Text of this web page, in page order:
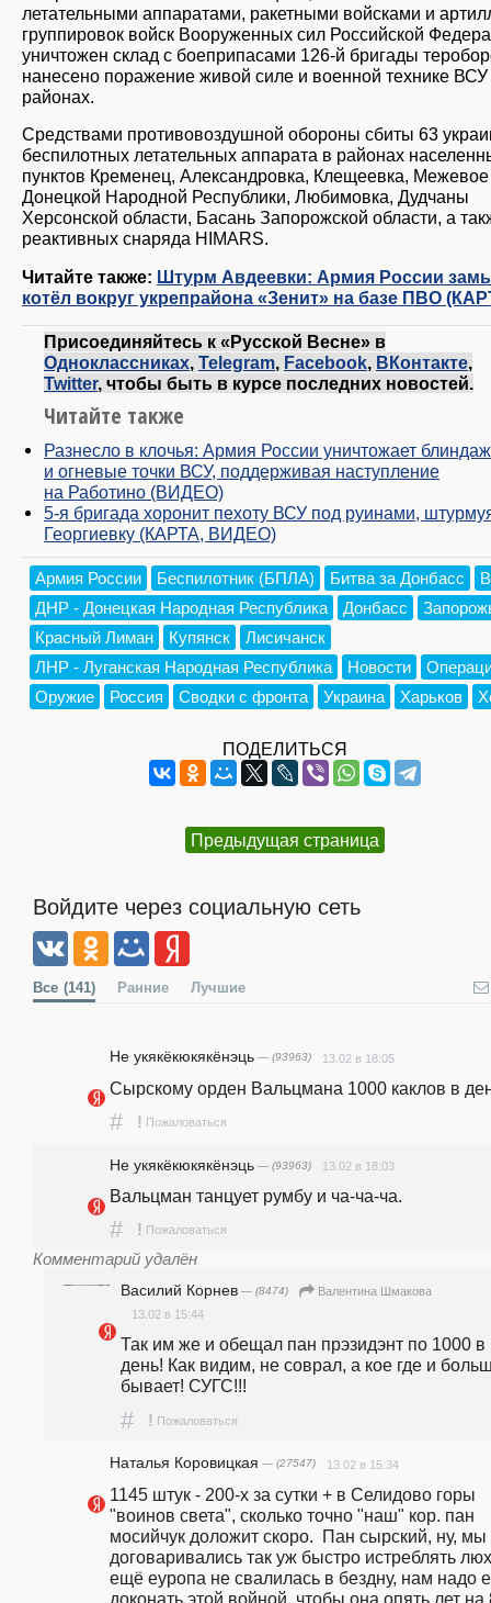
летательными аппаратами, ракетными войсками и
группировок войск Вооруженных сил Российской
уничтожен склад с боеприпасами 126-й бригады
нанесено поражение живой силе и военной технике ВСУ
районах.
Средствами противовоздушной обороны сбиты 63
беспилотных летательных аппарата в районах
пунктов Кременец, Александровка, Клещеевка, Межевое
Донецкой Народной Республики, Любимовка, Дудчаны
Херсонской области, Басань Запорожской области, а
реактивных снаряда HIMARS.
Читайте также: Штурм Авдеевки: Армия России
котёл вокруг укрепрайона «Зенит» на базе ПВО
Присоединяйтесь к «Русской Весне» в
Одноклассниках, Telegram, Facebook, ВКонтакте,
Twitter, чтобы быть в курсе последних новостей.
Читайте также
Разнесло в клочья: Армия России уничтожает
и огневые точки ВСУ, поддерживая наступление
на Работино (ВИДЕО)
5-я бригада хоронит пехоту ВСУ под руинами,
Георгиевку (КАРТА, ВИДЕО)
Армия России Беспилотник (БПЛА) Битва за Донбасс
ДНР - Донецкая Народная Республика
Донбасс
Красный Лиман
Купянск
Лисичанск
ЛНР - Луганская Народная Республика
Новости
Оружие
Россия Сводки с фронта Украина Харьков
ПОДЕЛИТЬСЯ
Предыдущая страница
Войдите через социальную сеть
Все (141) Ранние Лучшие
Не укякёкюкякёнэць — (93963) 13.02 в 18:05
Сырскому орден Вальцмана 1000 каклов в
# ! Пожаловаться
Не укякёкюкякёнэць — (93963) 13.02 в 18:03
Вальцман танцует румбу и ча-ча-ча.
# ! Пожаловаться
Комментарий удалён
Василий Корнев — (8474)
Валентина Шмакова
13.02 в 15:44
Так им же и обещал пан прэзидэнт по 1000 в
день! Как видим, не соврал, а кое где и
бывает! СУГС!!!
# ! Пожаловаться
Наталья Коровицкая — (27547) 13.02 в 15:34
1145 штук - 200-х за сутки + в Селидово горы
"воинов света", сколько точно "наш" кор. пан
мосийчук доложит скоро.  Пан сырский, ну, мы
договаривались так уж быстро истреблять
ещё еуропа не свалилась в бездну, нам надо
доконать этой войной, чтобы она опять лет на